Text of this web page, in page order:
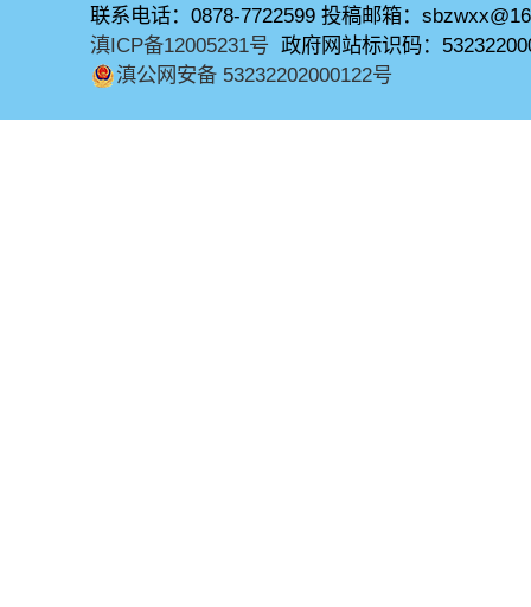
联系电话：0878-7722599 投稿邮箱：
滇ICP备12005231号 政府网站标识码：
滇公网安备 53232202000122号